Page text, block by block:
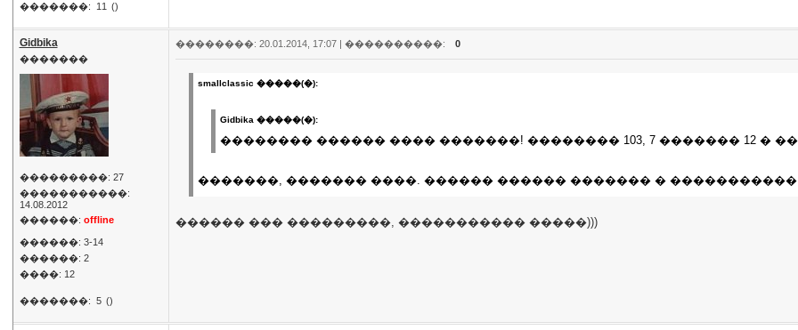
�������: 11 ()
Gidbika
�������
���������: 27
�����������:
14.08.2012
������: offline
������: 3-14
������: 2
����: 12
�������: 5 ()
��������: 20.01.2014, 17:07 | ����������: 0
smallclassic �����(�):
Gidbika �����(�):
�������� ������ ���� �������! �������� 103, 7 ������� 12 �
�������, ������� ����. ������ ������ ������� � �����������
������ ��� ���������, ����������� �����)))